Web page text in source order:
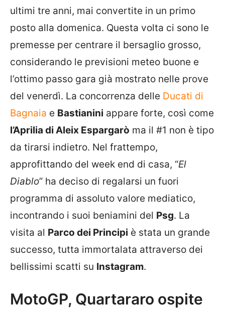
ultimi tre anni, mai convertite in un primo
posto alla domenica. Questa volta ci sono le
premesse per centrare il bersaglio grosso,
considerando le previsioni meteo buone e
l’ottimo passo gara già mostrato nelle prove
del venerdì. La concorrenza delle Ducati di
Bagnaia e Bastianini appare forte, così come
l’Aprilia di Aleix Espargarò ma il #1 non è tipo
da tirarsi indietro. Nel frattempo,
approfittando del week end di casa, “El
Diablo” ha deciso di regalarsi un fuori
programma di assoluto valore mediatico,
incontrando i suoi beniamini del Psg. La
visita al Parco dei Principi è stata un grande
successo, tutta immortalata attraverso dei
bellissimi scatti su Instagram.
MotoGP, Quartararo ospite